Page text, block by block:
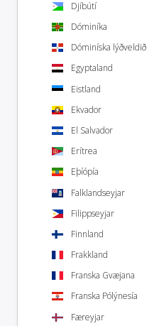
Djíbútí
Dóminíka
Dóminíska lýðveldið
Egyptaland
Eistland
Ekvador
El Salvador
Erítrea
Eþíópía
Falklandseyjar
Filippseyjar
Finnland
Frakkland
Franska Gvæjana
Franska Pólýnesía
Færeyjar